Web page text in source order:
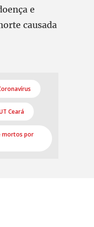
e
causada
Ceará
mortos por